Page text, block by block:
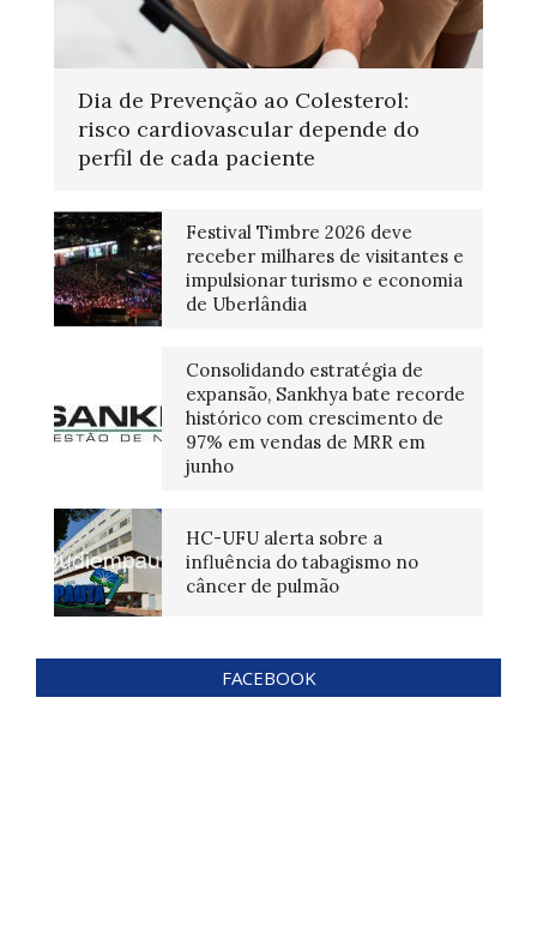
Dia de Prevenção ao Colesterol:
risco cardiovascular depende do
perfil de cada paciente
Festival Timbre 2026 deve
receber milhares de visitantes e
impulsionar turismo e economia
de Uberlândia
Consolidando estratégia de
expansão, Sankhya bate recorde
histórico com crescimento de
97% em vendas de MRR em
junho
HC-UFU alerta sobre a
influência do tabagismo no
câncer de pulmão
FACEBOOK